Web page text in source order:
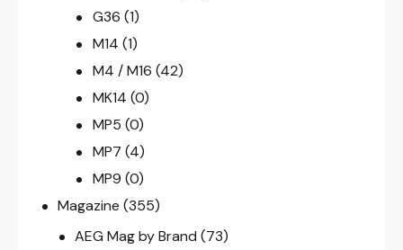
G36 (1)
M14 (1)
M4 / M16 (42)
MK14 (0)
MP5 (0)
MP7 (4)
MP9 (0)
Magazine (355)
AEG Mag by Brand (73)